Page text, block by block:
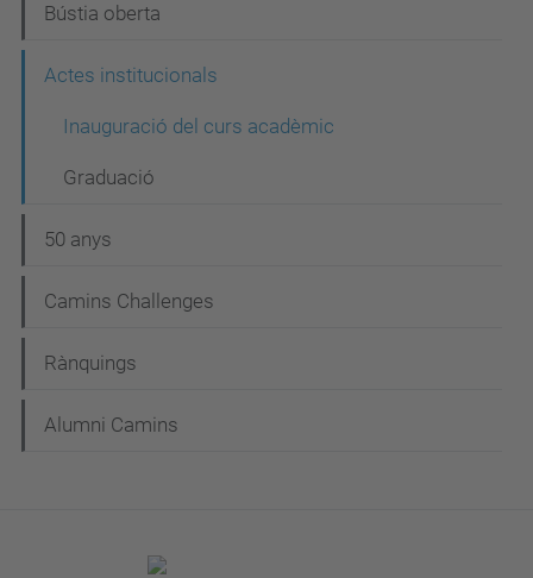
Bústia oberta
Actes institucionals
Inauguració del curs acadèmic
Graduació
50 anys
Camins Challenges
Rànquings
Alumni Camins